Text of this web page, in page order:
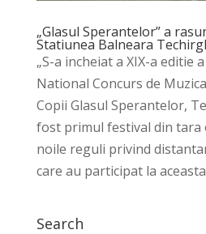
„Glasul Sperantelor” a
Statiunea Balneara
„S-a incheiat a XIX-a editie
National Concurs de
Copii Glasul Sperantelor,
fost primul festival din tara
noile reguli privind
care au participat la
Search